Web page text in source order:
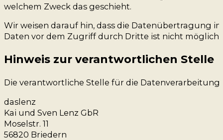
welchem Zweck das geschieht.
Wir weisen darauf hin, dass die Datenübertragung
Daten vor dem Zugriff durch Dritte ist nicht möglich.
Hinweis zur verantwortlichen Stelle
Die verantwortliche Stelle für die Datenverarbeitung
daslenz
Kai und Sven Lenz GbR
Moselstr. 11
56820 Briedern